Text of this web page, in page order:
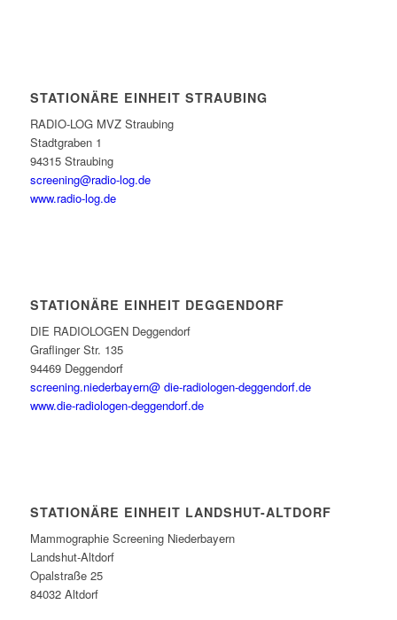
STATIONÄRE EINHEIT STRAUBING
RADIO-LOG MVZ Straubing
Stadtgraben 1
94315 Straubing
screening@radio-log.de
www.radio-log.de
STATIONÄRE EINHEIT DEGGENDORF
DIE RADIOLOGEN Deggendorf
Graflinger Str. 135
94469 Deggendorf
screening.niederbayern@ die-radiologen-deggendorf.de
www.die-radiologen-deggendorf.de
STATIONÄRE EINHEIT LANDSHUT-ALTDORF
Mammographie Screening Niederbayern
Landshut-Altdorf
Opalstraße 25
84032 Altdorf